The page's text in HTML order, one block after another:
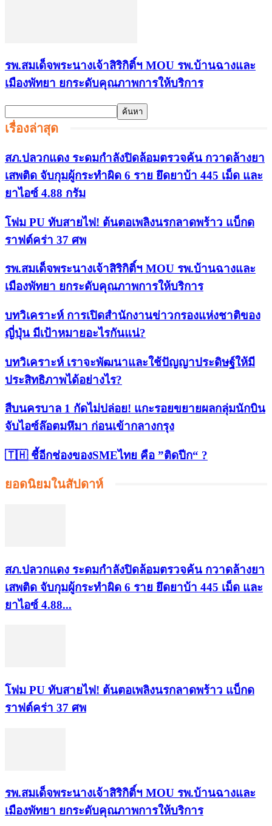
รพ.สมเด็จพระนางเจ้าสิริกิติ์ฯ MOU รพ.บ้านฉางและ
เมืองพัทยา ยกระดับคุณภาพการให้บริการ
เรื่องล่าสุด
สภ.ปลวกแดง ระดมกำลังปิดล้อมตรวจค้น กวาดล้างยา
เสพติด จับกุมผู้กระทำผิด 6 ราย ยึดยาบ้า 445 เม็ด และ
ยาไอซ์ 4.88 กรัม
โฟม PU ทับสายไฟ! ต้นตอเพลิงนรกลาดพร้าว แบ็กด
ราฟต์คร่า 37 ศพ
รพ.สมเด็จพระนางเจ้าสิริกิติ์ฯ MOU รพ.บ้านฉางและ
เมืองพัทยา ยกระดับคุณภาพการให้บริการ
บทวิเคราะห์ การเปิดสำนักงานข่าวกรองแห่งชาติของ
ญี่ปุ่น มีเป้าหมายอะไรกันแน่?
บทวิเคราะห์ เราจะพัฒนาและใช้ปัญญาประดิษฐ์ให้มี
ประสิทธิภาพได้อย่างไร?
สืบนครบาล 1 กัดไม่ปล่อย! แกะรอยขยายผลกลุ่มนักบิน
จับไอซ์ล๊อตมหึมา ก่อนเข้ากลางกรุง
🇹🇭 ชี้อีกช่องของSMEไทย คือ ”ติดปีก“ ?
ยอดนิยมในสัปดาห์
สภ.ปลวกแดง ระดมกำลังปิดล้อมตรวจค้น กวาดล้างยา
เสพติด จับกุมผู้กระทำผิด 6 ราย ยึดยาบ้า 445 เม็ด และ
ยาไอซ์ 4.88...
โฟม PU ทับสายไฟ! ต้นตอเพลิงนรกลาดพร้าว แบ็กด
ราฟต์คร่า 37 ศพ
รพ.สมเด็จพระนางเจ้าสิริกิติ์ฯ MOU รพ.บ้านฉางและ
เมืองพัทยา ยกระดับคุณภาพการให้บริการ